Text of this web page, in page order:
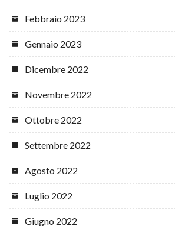
Febbraio 2023
Gennaio 2023
Dicembre 2022
Novembre 2022
Ottobre 2022
Settembre 2022
Agosto 2022
Luglio 2022
Giugno 2022